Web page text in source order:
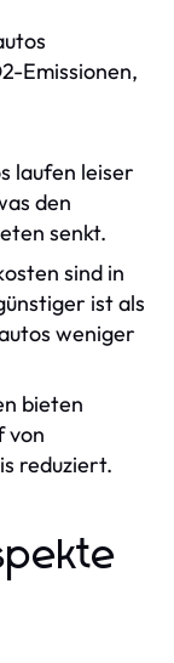
Emissionen,
laufen leiser
den
senkt.
sind in
ist als
weniger
bieten
von
reduziert.